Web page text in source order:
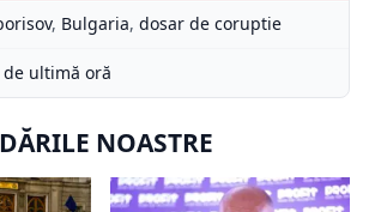
, Bulgaria, dosar de coruptie
ultimă oră
NOASTRE